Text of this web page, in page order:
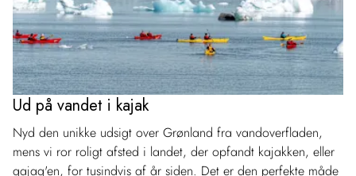
Ud på vandet i kajak
Nyd den unikke udsigt over Grønland fra vandoverfladen,
mens vi ror roligt afsted i landet, der opfandt kajakken, eller
qajaq'en, for tusindvis af år siden. Det er den perfekte måde